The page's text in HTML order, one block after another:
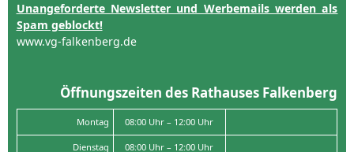
Unangeforderte Newsletter und Werbemails werden als
Spam geblockt!
www.vg-falkenberg.de
Öffnungszeiten des Rathauses Falkenberg
Montag 08:00 Uhr – 12:00 Uhr
Dienstag 08:00 Uhr – 12:00 Uhr